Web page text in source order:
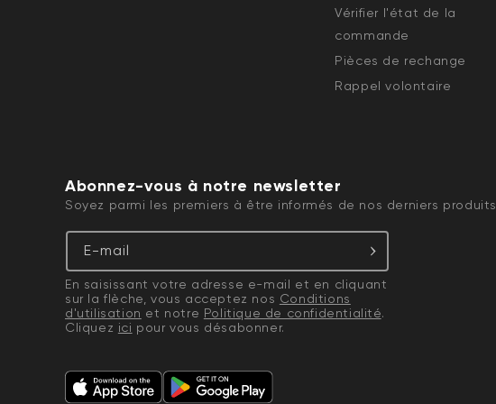
Vérifier l'état de la
commande
Pièces de rechange
Rappel volontaire
Abonnez-vous à notre newsletter
Soyez parmi les premiers à être informés de nos derniers produits
E-mail
En saisissant votre adresse e-mail et en cliquant
sur la flèche, vous acceptez nos Conditions
d'utilisation et notre Politique de confidentialité.
Cliquez ici pour vous désabonner.